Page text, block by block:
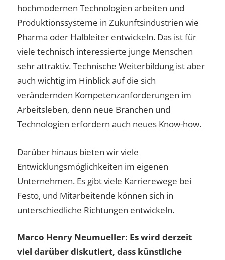
hochmodernen Technologien arbeiten und
Produktionssysteme in Zukunftsindustrien wie
Pharma oder Halbleiter entwickeln. Das ist für
viele technisch interessierte junge Menschen
sehr attraktiv. Technische Weiterbildung ist aber
auch wichtig im Hinblick auf die sich
verändernden Kompetenzanforderungen im
Arbeitsleben, denn neue Branchen und
Technologien erfordern auch neues Know-how.
Darüber hinaus bieten wir viele
Entwicklungsmöglichkeiten im eigenen
Unternehmen. Es gibt viele Karrierewege bei
Festo, und Mitarbeitende können sich in
unterschiedliche Richtungen entwickeln.
Marco Henry Neumueller: Es wird derzeit
viel darüber diskutiert, dass künstliche